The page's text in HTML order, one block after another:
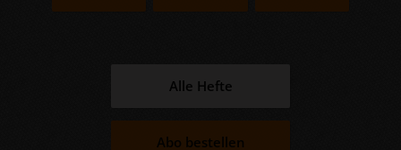
Alle Hefte
Abo bestellen